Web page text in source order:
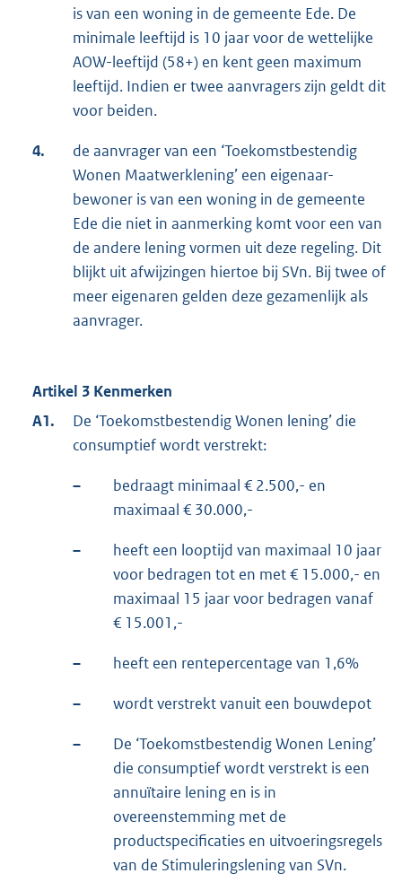
is van een woning in de gemeente Ede. De
minimale leeftijd is 10 jaar voor de wettelijke
AOW-leeftijd (58+) en kent geen maximum
leeftijd. Indien er twee aanvragers zijn geldt dit
voor beiden.
4.
de aanvrager van een ‘Toekomstbestendig
Wonen Maatwerklening’ een eigenaar-
bewoner is van een woning in de gemeente
Ede die niet in aanmerking komt voor een van
de andere lening vormen uit deze regeling. Dit
blijkt uit afwijzingen hiertoe bij SVn. Bij twee of
meer eigenaren gelden deze gezamenlijk als
aanvrager.
Artikel 3 Kenmerken
A1.
De ‘Toekomstbestendig Wonen lening’ die
consumptief wordt verstrekt:
–
bedraagt minimaal € 2.500,- en
maximaal € 30.000,-
–
heeft een looptijd van maximaal 10 jaar
voor bedragen tot en met € 15.000,- en
maximaal 15 jaar voor bedragen vanaf
€ 15.001,-
– heeft een rentepercentage van 1,6%
– wordt verstrekt vanuit een bouwdepot
–
De ‘Toekomstbestendig Wonen Lening’
die consumptief wordt verstrekt is een
annuïtaire lening en is in
overeenstemming met de
productspecificaties en uitvoeringsregels
van de Stimuleringslening van SVn.